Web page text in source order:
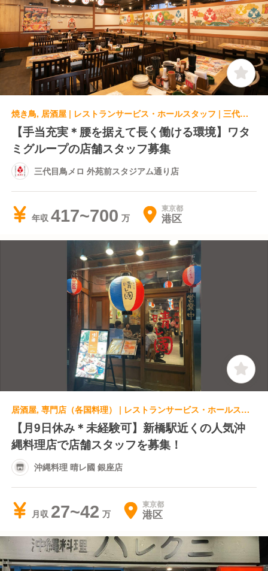
焼き鳥, 居酒屋 | レストランサービス・ホールスタッフ | 三代目鳥メロ 外苑前スタジアム通り店
【手当充実＊腰を据えて長く働ける環境】ワタ
ミグループの店舗スタッフ募集
三代目鳥メロ 外苑前スタジアム通り店
年収 417~700 東京都
港区
居酒屋, 専門店（各国料理） | レストランサービス・ホールスタッフ | 沖縄料理 晴レ國 銀座店
【月9日休み＊未経験可】新橋駅近くの人気沖
縄料理店で店舗スタッフを募集！
沖縄料理 晴レ國 銀座店
月収 27~42 東京都
港区